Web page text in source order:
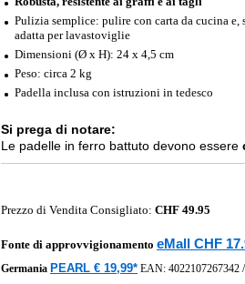
Pulizia semplice: pulire con carta da cucina e,
adatta per lavastoviglie
Dimensioni (Ø x H): 24 x 4,5 cm
Peso: circa 2 kg
Padella inclusa con istruzioni in tedesco
Si prega di notare:
Le padelle in ferro battuto devono essere
Prezzo di Vendita Consigliato: CHF 49.95
Fonte di approvvigionamento eMall CHF
Germania PEARL € 19,99* EAN: 4022107267342 /